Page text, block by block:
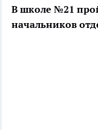
В школе №21
начальников